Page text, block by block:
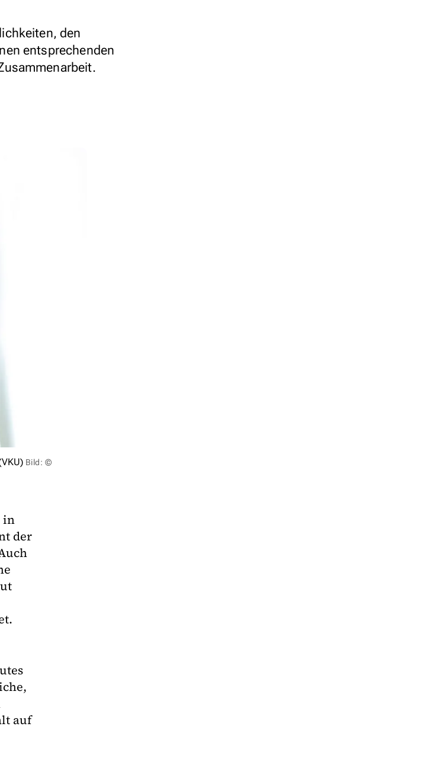
den
entsprechenden
Bild: ©
in
der
auf